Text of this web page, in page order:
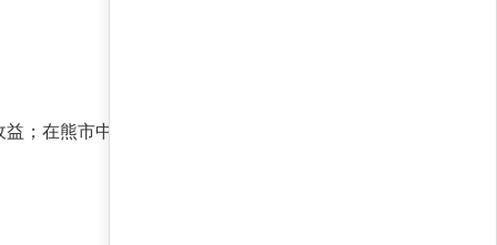
；在熊市中，策略的贝塔值低于市场均值，有